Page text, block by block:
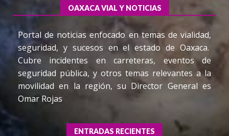
OAXACA VIAL Y NOTICIAS
Portal de noticias enfocado en temas de vialidad,
seguridad, y sucesos en el estado de Oaxaca.
Cubre incidentes en carreteras, eventos de
seguridad pública, y otros temas relevantes a la
movilidad en la región, su Director General es
Omar Rojas
ENTRADAS RECIENTES